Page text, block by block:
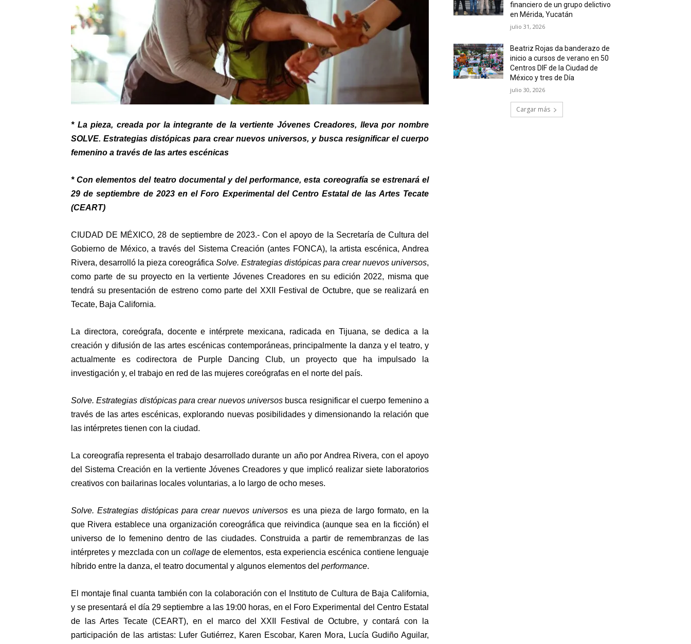
* La pieza, creada por la integrante de la vertiente Jóvenes Creadores, lleva por nombre
SOLVE. Estrategias distópicas para crear nuevos universos, y busca resignificar el cuerpo
femenino a través de las artes escénicas
* Con elementos del teatro documental y del performance, esta coreografía se estrenará el
29 de septiembre de 2023 en el Foro Experimental del Centro Estatal de las Artes Tecate
(CEART)
CIUDAD DE MÉXICO, 28 de septiembre de 2023.- Con el apoyo de la Secretaría de Cultura del
Gobierno de México, a través del Sistema Creación (antes FONCA), la artista escénica, Andrea
Rivera, desarrolló la pieza coreográfica Solve. Estrategias distópicas para crear nuevos universos,
como parte de su proyecto en la vertiente Jóvenes Creadores en su edición 2022, misma que
tendrá su presentación de estreno como parte del XXII Festival de Octubre, que se realizará en
Tecate, Baja California.
La directora, coreógrafa, docente e intérprete mexicana, radicada en Tijuana, se dedica a la
creación y difusión de las artes escénicas contemporáneas, principalmente la danza y el teatro, y
actualmente es codirectora de Purple Dancing Club, un proyecto que ha impulsado la
investigación y, el trabajo en red de las mujeres coreógrafas en el norte del país.
Solve. Estrategias distópicas para crear nuevos universos busca resignificar el cuerpo femenino a
través de las artes escénicas, explorando nuevas posibilidades y dimensionando la relación que
las intérpretes tienen con la ciudad.
La coreografía representa el trabajo desarrollado durante un año por Andrea Rivera, con el apoyo
del Sistema Creación en la vertiente Jóvenes Creadores y que implicó realizar siete laboratorios
creativos con bailarinas locales voluntarias, a lo largo de ocho meses.
Solve. Estrategias distópicas para crear nuevos universos es una pieza de largo formato, en la
que Rivera establece una organización coreográfica que reivindica (aunque sea en la ficción) el
universo de lo femenino dentro de las ciudades. Construida a partir de remembranzas de las
intérpretes y mezclada con un collagede elementos, esta experiencia escénica contiene lenguaje
híbrido entre la danza, el teatro documental y algunos elementos del performance.
El montaje final cuanta también con la colaboración con el Instituto de Cultura de Baja California,
y se presentará el día 29 septiembre a las 19:00 horas, en el Foro Experimental del Centro Estatal
de las Artes Tecate (CEART), en el marco del XXII Festival de Octubre, y contará con la
participación de las artistas: Lufer Gutiérrez, Karen Escobar, Karen Mora, Lucía Gudiño Aguilar,
financiero de un grupo delictivo
en Mérida, Yucatán
julio 31, 2026
Beatriz Rojas da banderazo de
inicio a cursos de verano en 50
Centros DIF de la Ciudad de
México y tres de Día
julio 30, 2026
Cargar más